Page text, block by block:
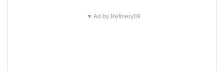
▼ Ad by Refinery89